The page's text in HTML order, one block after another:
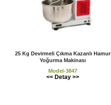
25 Kg Devirmeli Çıkma Kazanlı Hamur
Yoğurma Makinası
Model-3847
<< Detay >>